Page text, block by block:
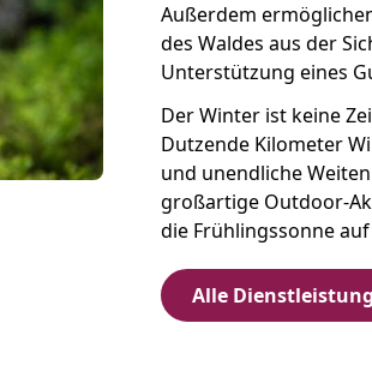
Außerdem
des Waldes aus der
Unterstützung eines
Der Winter ist keine
Dutzende Kilometer
und unendliche
großartige Outdoor-
die Frühlingssonne
Alle